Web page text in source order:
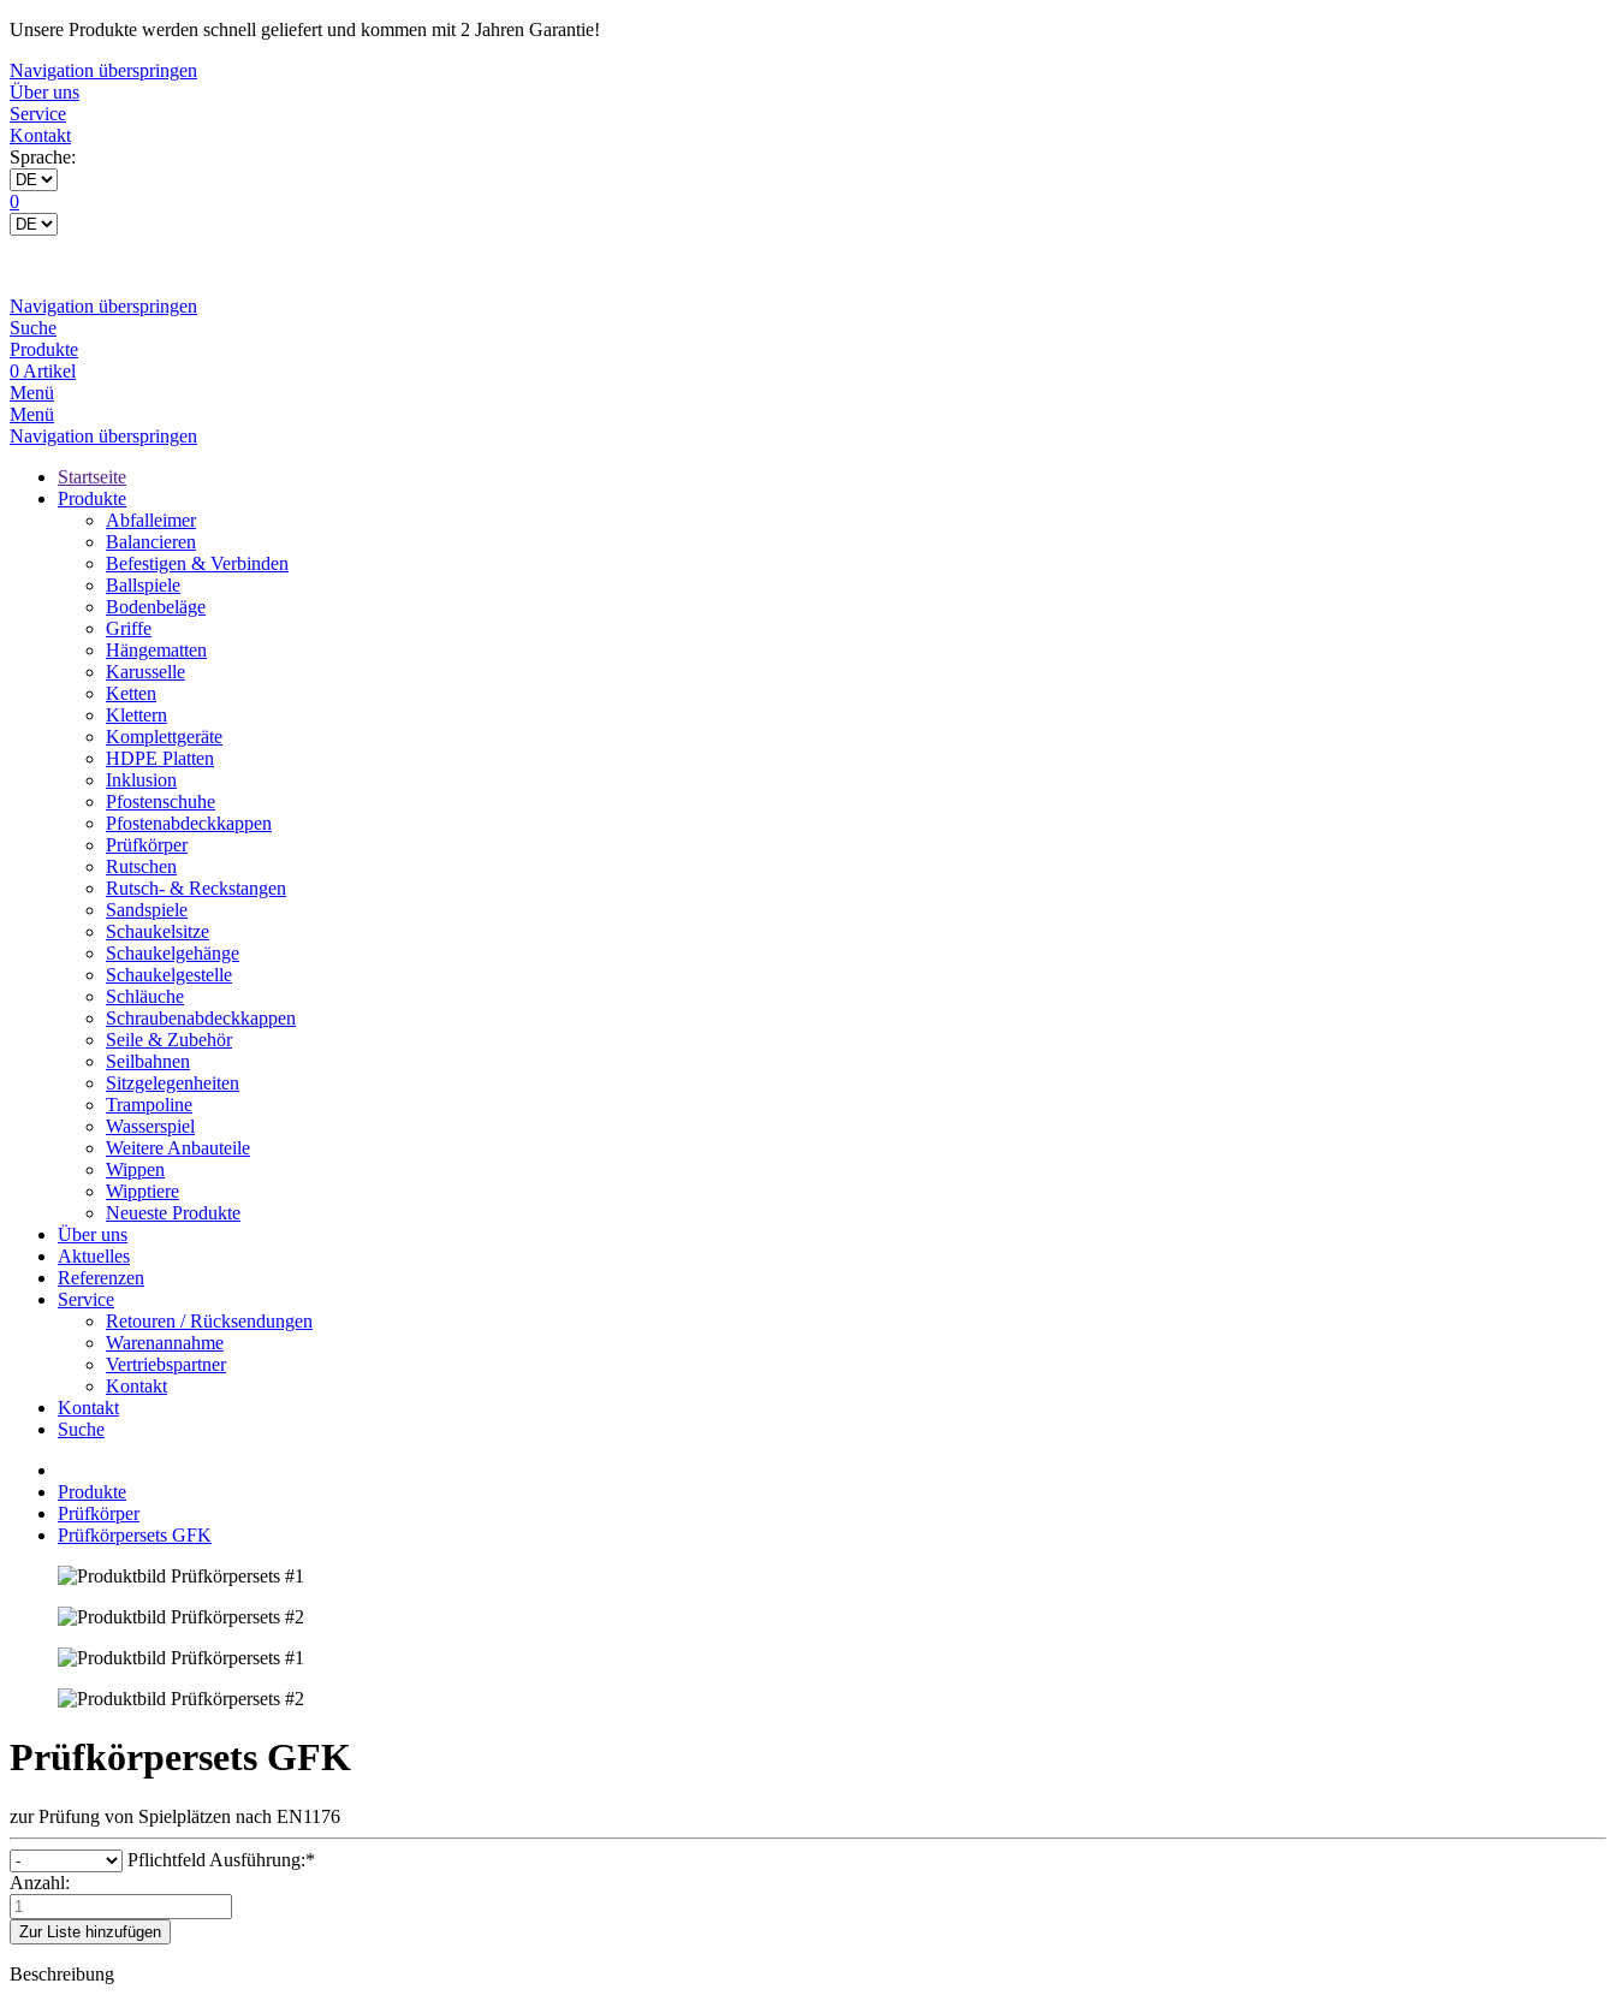
Unsere Produkte werden schnell geliefert und kommen mit 2 Jahren Garantie!
Navigation überspringen
Über uns
Service
Kontakt
Sprache:
0
Navigation überspringen
Suche
Produkte
0 Artikel
Menü
Menü
Navigation überspringen
Startseite
Produkte
Abfalleimer
Balancieren
Befestigen & Verbinden
Ballspiele
Bodenbeläge
Griffe
Hängematten
Karusselle
Ketten
Klettern
Komplettgeräte
HDPE Platten
Inklusion
Pfostenschuhe
Pfostenabdeckkappen
Prüfkörper
Rutschen
Rutsch- & Reckstangen
Sandspiele
Schaukelsitze
Schaukelgehänge
Schaukelgestelle
Schläuche
Schraubenabdeckkappen
Seile & Zubehör
Seilbahnen
Sitzgelegenheiten
Trampoline
Wasserspiel
Weitere Anbauteile
Wippen
Wipptiere
Neueste Produkte
Über uns
Aktuelles
Referenzen
Service
Retouren / Rücksendungen
Warenannahme
Vertriebspartner
Kontakt
Kontakt
Suche
Produkte
Prüfkörper
Prüfkörpersets GFK
Prüfkörpersets GFK
zur Prüfung von Spielplätzen nach EN1176
Pflichtfeld Ausführung:*
Anzahl:
Zur Liste hinzufügen
Beschreibung